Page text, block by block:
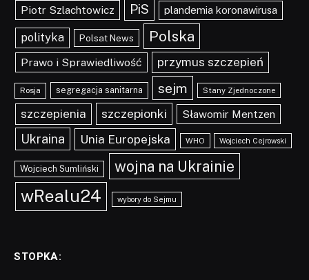
Piotr Szlachtowicz PiS plandemia koronawirusa
polityka Polsat News Polska
Prawo i Sprawiedliwość przymus szczepień
Rosja segregacja sanitarna sejm Stany Zjednoczone
szczepienia szczepionki Sławomir Mentzen
Ukraina Unia Europejska WHO Wojciech Cejrowski
Wojciech Sumliński wojna na Ukrainie
wRealu24 wybory do Sejmu
STOPKA: